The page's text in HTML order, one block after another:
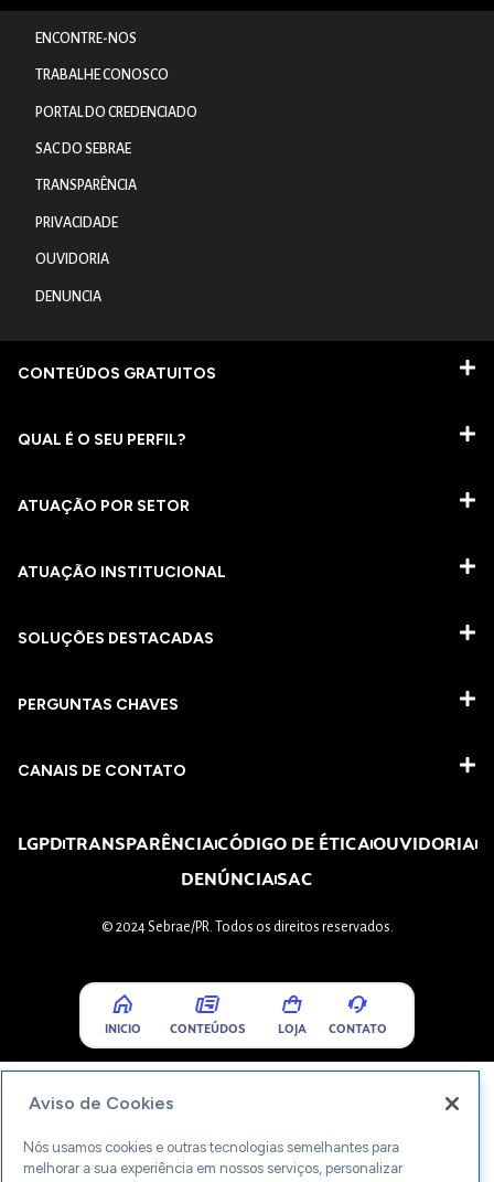
ENCONTRE-NOS
TRABALHE CONOSCO
PORTAL DO CREDENCIADO
SAC DO SEBRAE
TRANSPARÊNCIA
PRIVACIDADE
OUVIDORIA
DENUNCIA
CONTEÚDOS GRATUITOS
QUAL É O SEU PERFIL?
ATUAÇÃO POR SETOR
ATUAÇÃO INSTITUCIONAL
SOLUÇÕES DESTACADAS
PERGUNTAS CHAVES​
CANAIS DE CONTATO
LGPDTRANSPARÊNCIACÓDIGO DE ÉTICAOUVIDORIA
DENÚNCIASAC
© 2024 Sebrae/PR. Todos os direitos reservados.
INICIO CONTEÚDOS LOJA CONTATO
Aviso de Cookies
Nós usamos cookies e outras tecnologias semelhantes para
melhorar a sua experiência em nossos serviços, personalizar